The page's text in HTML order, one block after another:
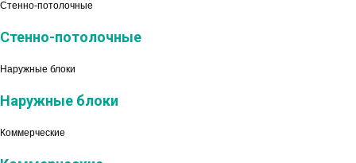
Стенно-потолочные
Стенно-потолочные
Наружные блоки
Наружные блоки
Коммерческие